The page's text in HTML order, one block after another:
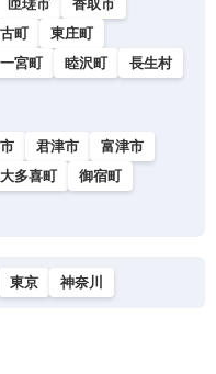
匝瑳市
香取市
町
東庄町
一宮町 睦沢町
長生村
君津市
富津市
大多喜町
御宿町
東京 神奈川